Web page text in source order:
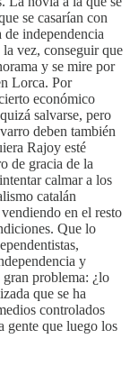
se casarían con
de independencia
vez, conseguir que
y se mire por
Lorca. Por
económico
salvarse, pero
deben también
Rajoy esté
de gracia de la
calmar a los
catalán
en el resto
Que lo
y
problema: ¿lo
que se ha
controlados
gente que luego los